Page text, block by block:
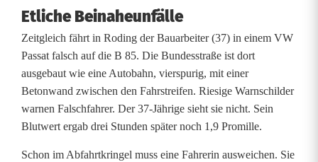
t
e
r
f
a
Etliche Beinaheunfälle
Zeitgleich fährt in Roding der Bauarbeiter (37) in einem VW
Passat falsch auf die B 85. Die Bundesstraße ist dort
ausgebaut wie eine Autobahn, vierspurig, mit einer
Betonwand zwischen den Fahrstreifen. Riesige Warnschilder
warnen Falschfahrer. Der 37-Jährige sieht sie nicht. Sein
Blutwert ergab drei Stunden später noch 1,9 Promille.
Schon im Abfahrtkringel muss eine Fahrerin ausweichen. Sie